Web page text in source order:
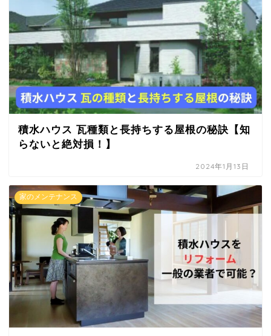
積水ハウス 瓦種類と長持ちする屋根の秘訣【知
らないと絶対損！】
2024年1月13日
家のメンテナンス